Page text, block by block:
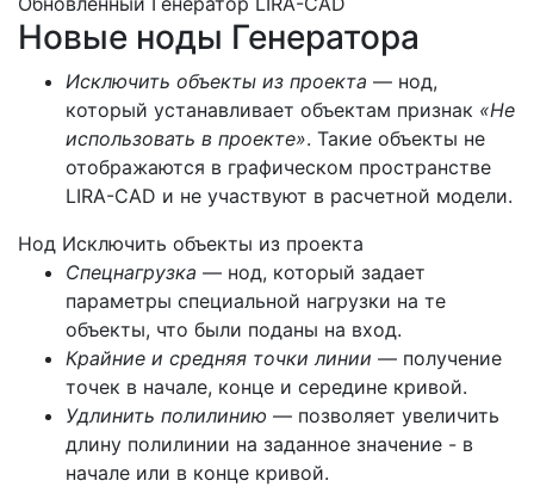
Новые ноды Генератора
Исключить объекты из проекта — нод,
который устанавливает объектам признак «Не
использовать в проекте». Такие объекты не
отображаются в графическом пространстве
LIRA-CAD и не участвуют в расчетной модели.
Нод Исключить объекты из проекта
Спецнагрузка — нод, который задает
параметры специальной нагрузки на те
объекты, что были поданы на вход.
Крайние и средняя точки линии — получение
точек в начале, конце и середине кривой.
Удлинить полилинию — позволяет увеличить
длину полилинии на заданное значение - в
начале или в конце кривой.